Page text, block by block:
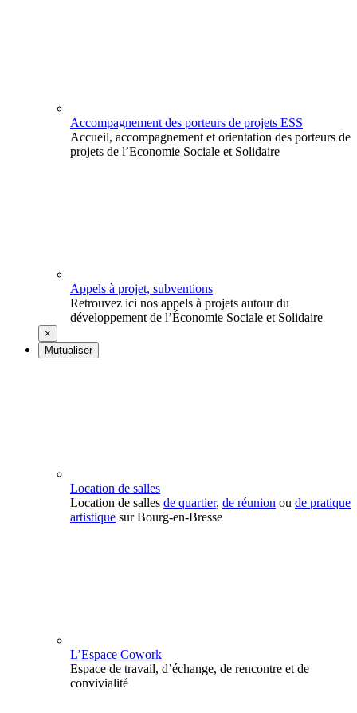
Accompagnement des porteurs de projets ESS
Accueil, accompagnement et orientation des porteurs de
projets de l’Economie Sociale et Solidaire
Appels à projet, subventions
Retrouvez ici nos appels à projets autour du
développement de l’Économie Sociale et Solidaire
×
Mutualiser
Location de salles
Location de salles de quartier, de réunion ou de pratique
artistique sur Bourg-en-Bresse
L’Espace Cowork
Espace de travail, d’échange, de rencontre et de
convivialité